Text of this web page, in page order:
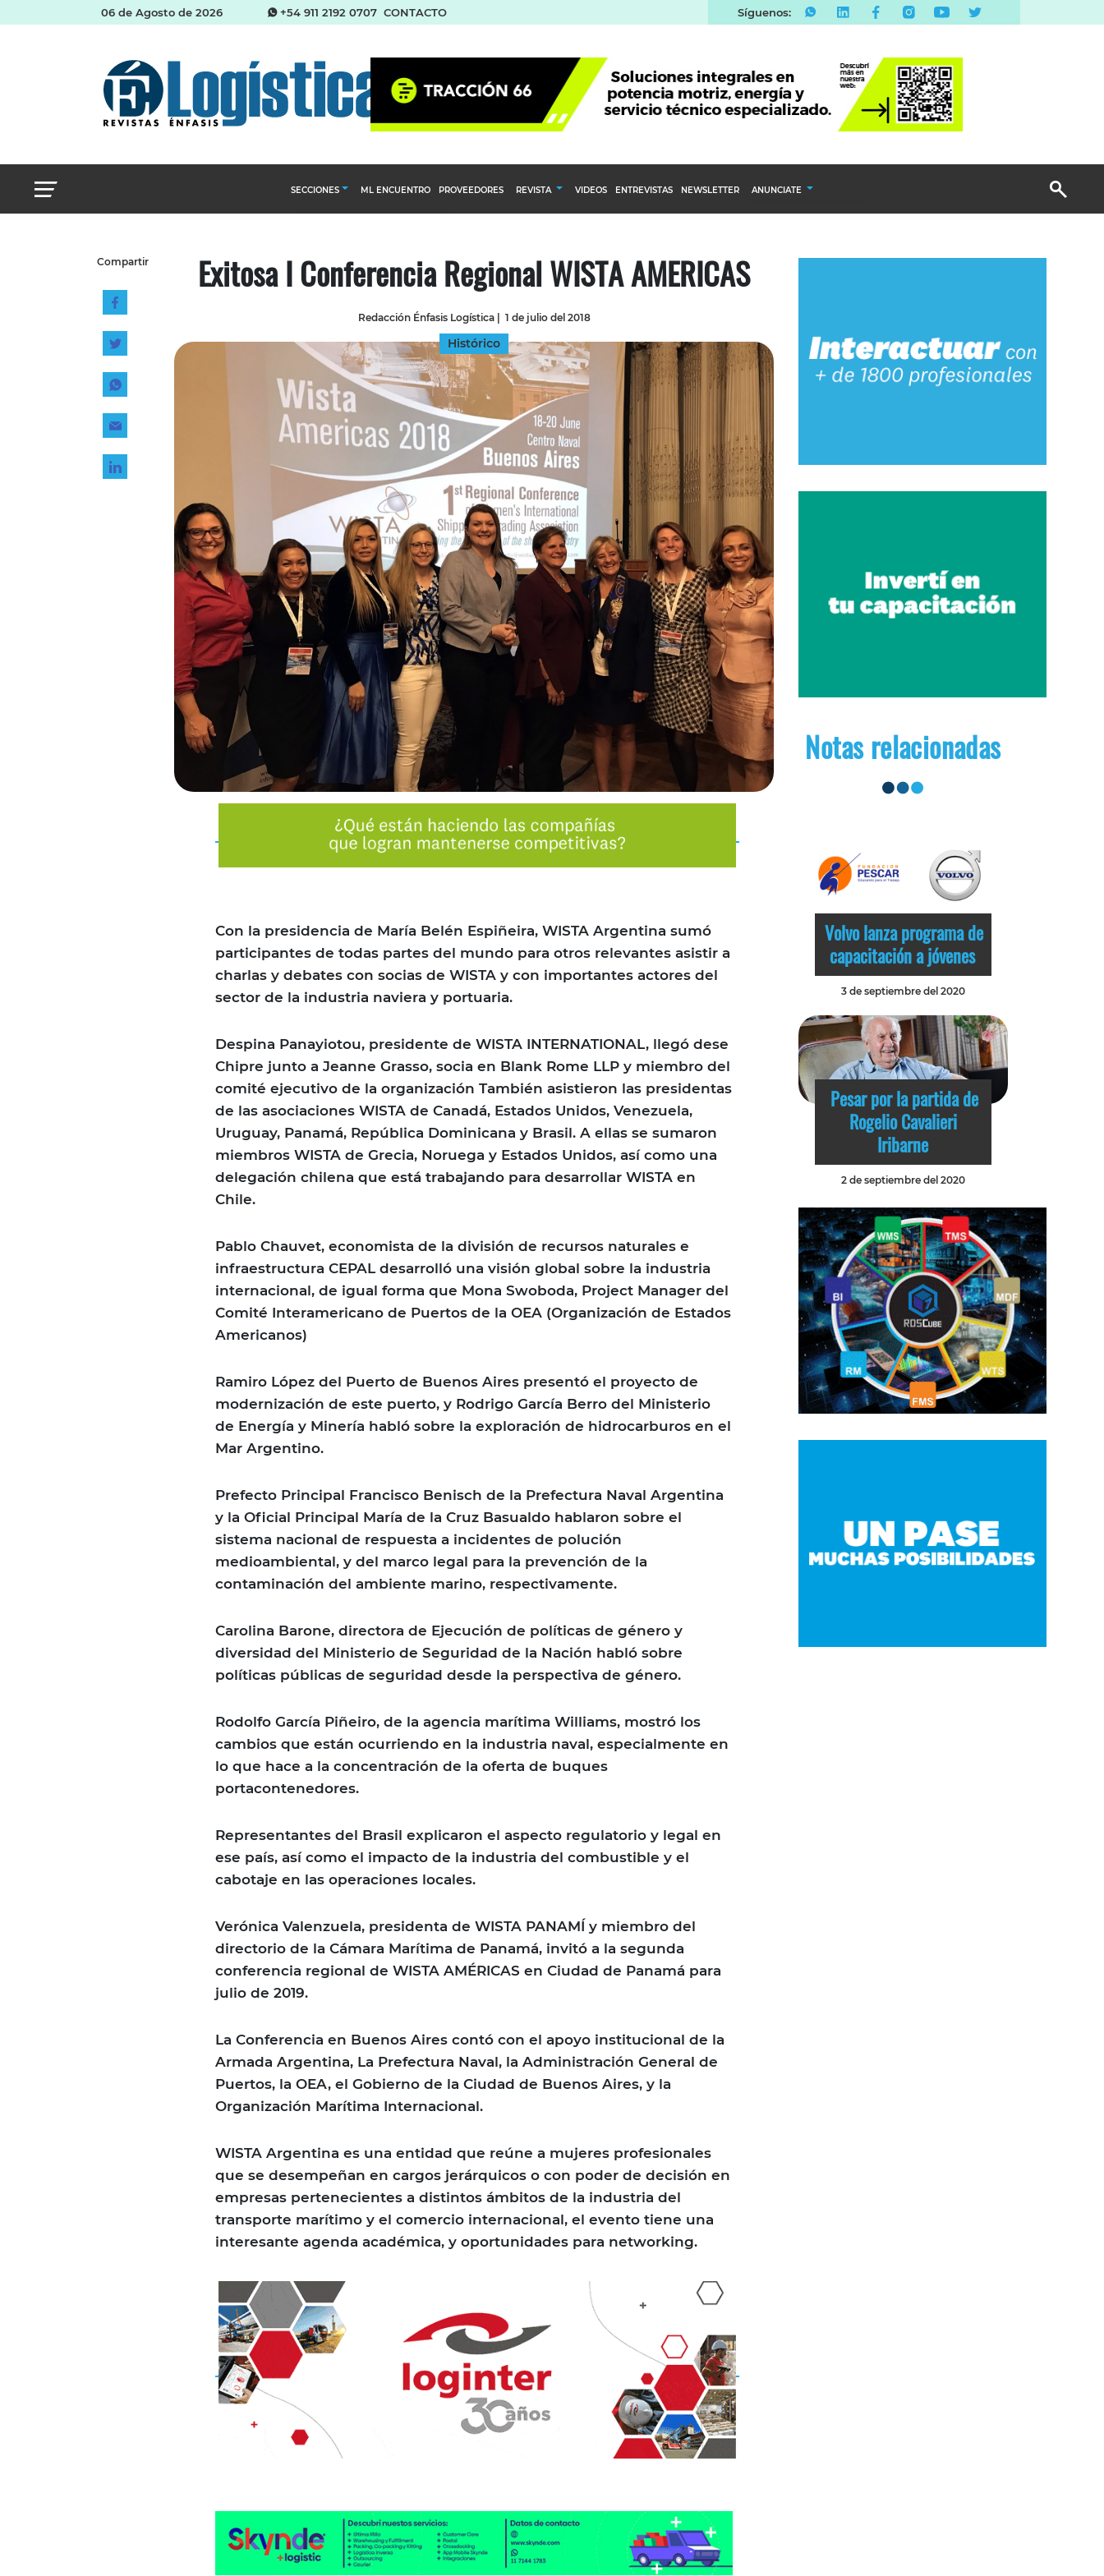
06 de Agosto de 2026 +54 911 2192 0707 CONTACTO Síguenos:
SECCIONES
Almacenes e inventarios
Logística y distribución
Management
Tecnología
Transporte
ML ENCUENTRO PROVEEDORES REVISTA
SUSCRÍBASE
VIDEOS ENTREVISTAS NEWSLETTER ANUNCIATE
Email Marketing
Compartir Exitosa I Conferencia Regional WISTA AMERICAS
Redacción Énfasis Logística| 1 de julio del 2018
Histórico
Con la presidencia de María Belén Espiñeira, WISTA Argentina sumó
participantes de todas partes del mundo para otros relevantes asistir a
charlas y debates con socias de WISTA y con importantes actores del
sector de la industria naviera y portuaria.
Despina Panayiotou, presidente de WISTA INTERNATIONAL, llegó dese
Chipre junto a Jeanne Grasso, socia en Blank Rome LLP y miembro del
comité ejecutivo de la organización También asistieron las presidentas
de las asociaciones WISTA de Canadá, Estados Unidos, Venezuela,
Uruguay, Panamá, República Dominicana y Brasil. A ellas se sumaron
miembros WISTA de Grecia, Noruega y Estados Unidos, así como una
delegación chilena que está trabajando para desarrollar WISTA en
Chile.
Pablo Chauvet, economista de la división de recursos naturales e
infraestructura CEPAL desarrolló una visión global sobre la industria
internacional, de igual forma que Mona Swoboda, Project Manager del
Comité Interamericano de Puertos de la OEA (Organización de Estados
Americanos)
Ramiro López del Puerto de Buenos Aires presentó el proyecto de
modernización de este puerto, y Rodrigo García Berro del Ministerio
de Energía y Minería habló sobre la exploración de hidrocarburos en el
Mar Argentino.
Prefecto Principal Francisco Benisch de la Prefectura Naval Argentina
y la Oficial Principal María de la Cruz Basualdo hablaron sobre el
sistema nacional de respuesta a incidentes de polución
medioambiental, y del marco legal para la prevención de la
contaminación del ambiente marino, respectivamente.
Carolina Barone, directora de Ejecución de políticas de género y
diversidad del Ministerio de Seguridad de la Nación habló sobre
políticas públicas de seguridad desde la perspectiva de género.
Rodolfo García Piñeiro, de la agencia marítima Williams, mostró los
cambios que están ocurriendo en la industria naval, especialmente en
lo que hace a la concentración de la oferta de buques
portacontenedores.
Representantes del Brasil explicaron el aspecto regulatorio y legal en
ese país, así como el impacto de la industria del combustible y el
cabotaje en las operaciones locales.
Verónica Valenzuela, presidenta de WISTA PANAMÍ y miembro del
directorio de la Cámara Marítima de Panamá, invitó a la segunda
conferencia regional de WISTA AMÉRICAS en Ciudad de Panamá para
julio de 2019.
La Conferencia en Buenos Aires contó con el apoyo institucional de la
Armada Argentina, La Prefectura Naval, la Administración General de
Puertos, la OEA, el Gobierno de la Ciudad de Buenos Aires, y la
Organización Marítima Internacional.
WISTA Argentina es una entidad que reúne a mujeres profesionales
que se desempeñan en cargos jerárquicos o con poder de decisión en
empresas pertenecientes a distintos ámbitos de la industria del
transporte marítimo y el comercio internacional, el evento tiene una
interesante agenda académica, y oportunidades para networking.
Notas relacionadas
Volvo lanza programa de
capacitación a jóvenes
3 de septiembre del 2020
Pesar por la partida de
Rogelio Cavalieri
Iribarne
2 de septiembre del 2020